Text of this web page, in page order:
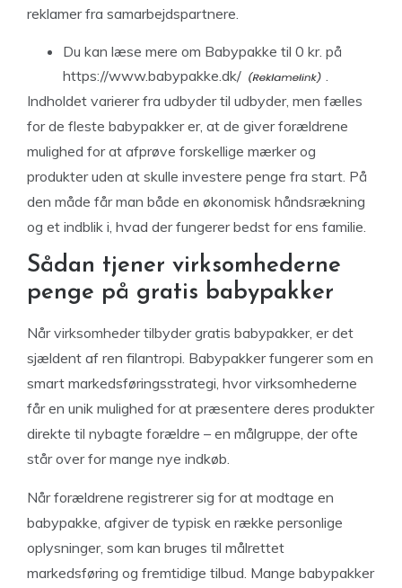
reklamer fra samarbejdspartnere.
Du kan læse mere om Babypakke til 0 kr. på
https://www.babypakke.dk/
.
Indholdet varierer fra udbyder til udbyder, men fælles
for de fleste babypakker er, at de giver forældrene
mulighed for at afprøve forskellige mærker og
produkter uden at skulle investere penge fra start. På
den måde får man både en økonomisk håndsrækning
og et indblik i, hvad der fungerer bedst for ens familie.
Sådan tjener virksomhederne
penge på gratis babypakker
Når virksomheder tilbyder gratis babypakker, er det
sjældent af ren filantropi. Babypakker fungerer som en
smart markedsføringsstrategi, hvor virksomhederne
får en unik mulighed for at præsentere deres produkter
direkte til nybagte forældre – en målgruppe, der ofte
står over for mange nye indkøb.
Når forældrene registrerer sig for at modtage en
babypakke, afgiver de typisk en række personlige
oplysninger, som kan bruges til målrettet
markedsføring og fremtidige tilbud. Mange babypakker